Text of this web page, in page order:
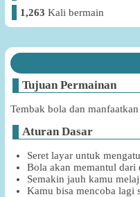
1,263 Kali bermain
Tujuan Permainan
Tembak bola dan
Aturan Dasar
Seret layar untuk
Bola akan memantul dari
Semakin jauh kamu
Kamu bisa mencoba lagi